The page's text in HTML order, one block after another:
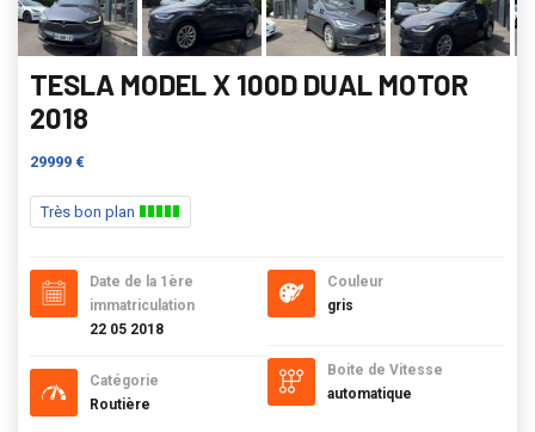
TESLA MODEL X 100D DUAL MOTOR
2018
29999 €
Très bon plan
Date de la 1ère
immatriculation
22 05 2018
Catégorie
Routière
Couleur
gris
Boite de Vitesse
automatique